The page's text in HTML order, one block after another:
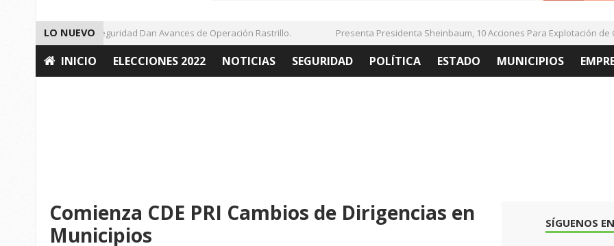
LO NUEVO
Autoridades de Seguridad Dan Avances de Operación Rastrillo. Presenta Presidenta Sheinbaum, 10 Acciones Para Explotación de
INICIO ELECCIONES 2022 NOTICIAS SEGURIDAD POLÍTICA ESTADO MUNICIPIOS
Comienza CDE PRI Cambios de Dirigencias en
Municipios
SÍGUENOS